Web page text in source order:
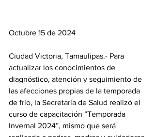
Octubre 15 de 2024
Ciudad Victoria, Tamaulipas.- Para
actualizar los conocimientos de
diagnóstico, atención y seguimiento de
las afecciones propias de la temporada
de frío, la Secretaría de Salud realizó el
curso de capacitación “Temporada
Invernal 2024”, mismo que será